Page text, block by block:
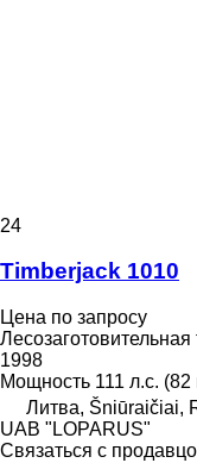
24
Timberjack 1010
Цена по запросу
1998
Мощность 111 л.с. (82
Литва, Šniūraičiai,
UAB "LOPARUS"
Связаться с